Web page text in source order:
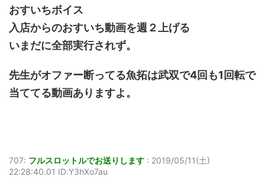
おすいちボイス
入店からのおすいち動画を週２上げる
いまだに全部実行されず。
先生がオファー断ってる魚拓は武双で4回も1回転で
当ててる動画ありますよ。
707: フルスロットルでお送りします : 2019/05/11(土)
22:28:40.01 ID:Y3hXo7au